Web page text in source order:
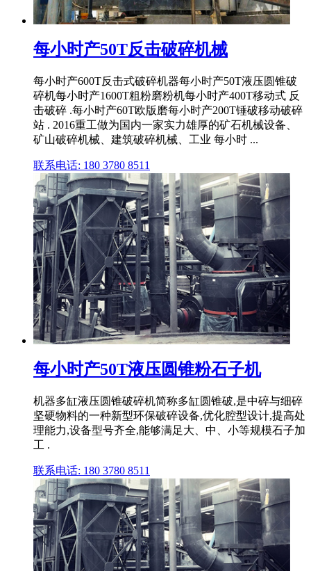
每小时产50T反击破碎机械
每小时产600T反击式破碎机器每小时产50T液压圆锥破
碎机每小时产1600T粗粉磨粉机每小时产400T移动式 反
击破碎 .每小时产60T欧版磨每小时产200T锤破移动破碎
站 . 2016重工做为国内一家实力雄厚的矿石机械设备、
矿山破碎机械、建筑破碎机械、工业 每小时 ...
联系电话: 180 3780 8511
每小时产50T液压圆锥粉石子机
机器多缸液压圆锥破碎机简称多缸圆锥破,是中碎与细碎
坚硬物料的一种新型环保破碎设备,优化腔型设计,提高处
理能力,设备型号齐全,能够满足大、中、小等规模石子加
工 .
联系电话: 180 3780 8511